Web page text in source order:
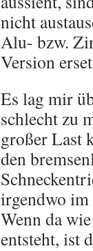
nicht
Alu- bzw.
Version
Es lag mir
schlecht zu
großer Last
den
irgendwo im
Wenn da
entsteht, ist